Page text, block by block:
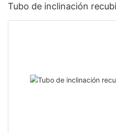
Tubo de inclinación